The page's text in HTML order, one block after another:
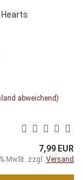
abweichend)
7,99 EUR
MwSt. zzgl. Versand